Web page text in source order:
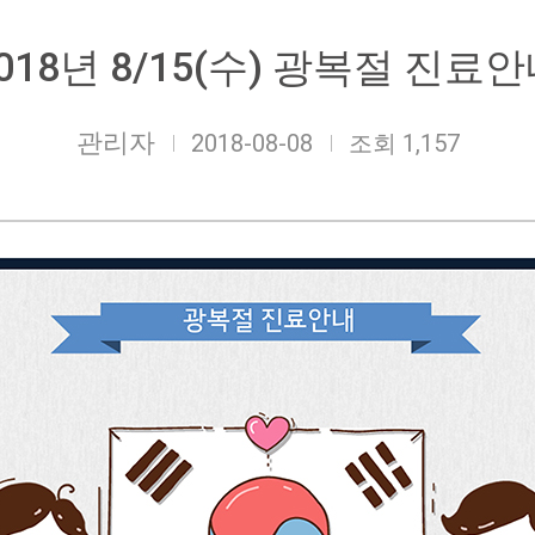
년 8/15(수) 광복절 진료안
관리자 2018-08-08 조회 1,157